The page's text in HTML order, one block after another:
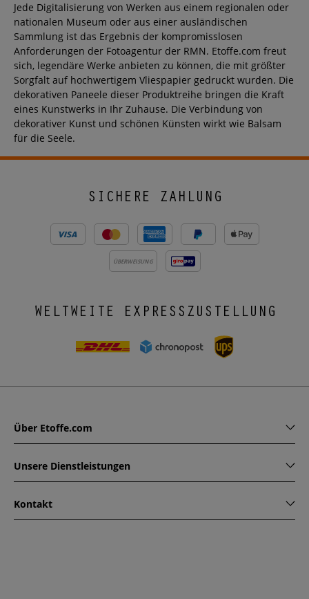
Jede Digitalisierung von Werken aus einem regionalen oder
nationalen Museum oder aus einer ausländischen
Sammlung ist das Ergebnis der kompromisslosen
Anforderungen der Fotoagentur der RMN. Etoffe.com freut
sich, legendäre Werke anbieten zu können, die mit größter
Sorgfalt auf hochwertigem Vliespapier gedruckt wurden. Die
dekorativen Paneele dieser Produktreihe bringen die Kraft
eines Kunstwerks in Ihr Zuhause. Die Verbindung von
dekorativer Kunst und schönen Künsten wirkt wie Balsam
für die Seele.
SICHERE ZAHLUNG
ÜBERWEISUNG
WELTWEITE EXPRESSZUSTELLUNG
Über Etoffe.com
Unsere Dienstleistungen
Kontakt